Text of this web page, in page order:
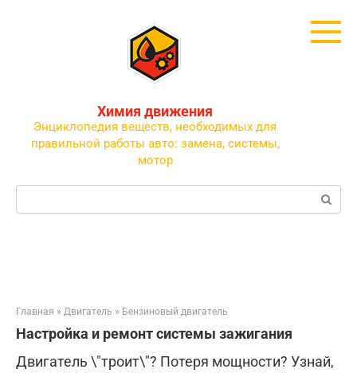
Химия движения
Энциклопедия веществ, необходимых для
правильной работы авто: замена, системы,
мотор
Поиск:
Главная » Двигатель » Бензиновый двигатель
Настройка и ремонт системы зажигания
Двигатель \"троит\"? Потеря мощности? Узнай,